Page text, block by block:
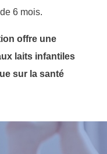
6 mois.
offre une
laits infantiles
sur la santé